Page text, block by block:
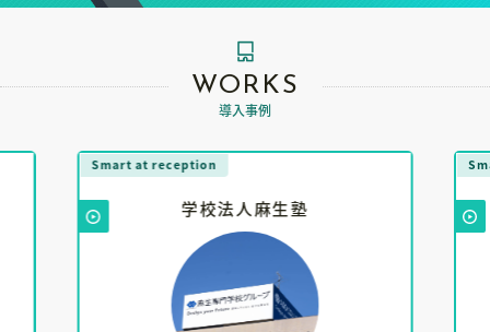
WORKS
導入事例
Smart at reception
学校法人麻生塾